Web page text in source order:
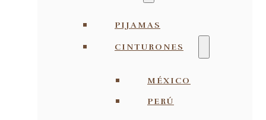
PIJAMAS
CINTURONES
MÉXICO
PERÚ